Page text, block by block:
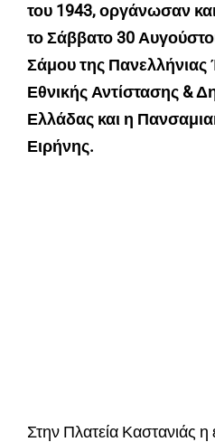
του 1943, οργάνωσαν
το Σάββατο 30
Σάμου της
Εθνικής Αντίστασης &
Ελλάδας και η
Ειρήνης.
Στην Πλατεία Καστανιάς